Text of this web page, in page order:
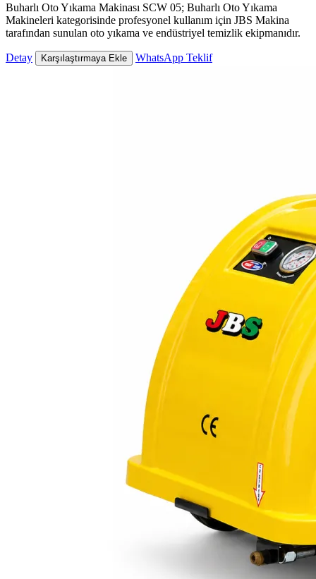
Buharlı Oto Yıkama Makinası SCW 05; Buharlı Oto Yıkama
Makineleri kategorisinde profesyonel kullanım için JBS Makina
tarafından sunulan oto yıkama ve endüstriyel temizlik ekipmanıdır.
Detay Karşılaştırmaya Ekle WhatsApp Teklif